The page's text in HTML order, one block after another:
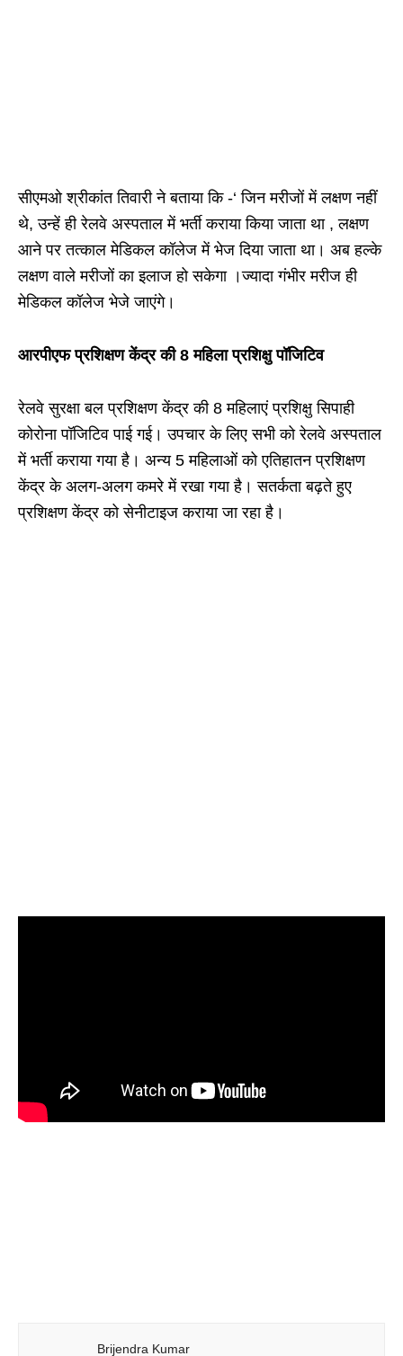
सीएमओ श्रीकांत तिवारी ने बताया कि -‘ जिन मरीजों में लक्षण नहीं
थे, उन्हें ही रेलवे अस्पताल में भर्ती कराया किया जाता था , लक्षण
आने पर तत्काल मेडिकल कॉलेज में भेज दिया जाता था। अब हल्के
लक्षण वाले मरीजों का इलाज हो सकेगा ।ज्यादा गंभीर मरीज ही
मेडिकल कॉलेज भेजे जाएंगे।
आरपीएफ प्रशिक्षण केंद्र की 8 महिला प्रशिक्षु पॉजिटिव
रेलवे सुरक्षा बल प्रशिक्षण केंद्र की 8 महिलाएं प्रशिक्षु सिपाही
कोरोना पॉजिटिव पाई गई। उपचार के लिए सभी को रेलवे अस्पताल
में भर्ती कराया गया है। अन्य 5 महिलाओं को एतिहातन प्रशिक्षण
केंद्र के अलग-अलग कमरे में रखा गया है। सतर्कता बढ़ते हुए
प्रशिक्षण केंद्र को सेनीटाइज कराया जा रहा है।
Brijendra Kumar